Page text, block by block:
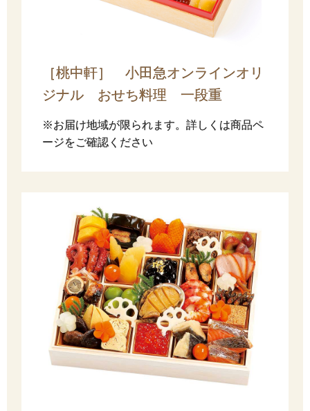
［桃中軒］ 小田急オンラインオリ
ジナル おせち料理 一段重
※お届け地域が限られます。詳しくは商品ペ
ージをご確認ください